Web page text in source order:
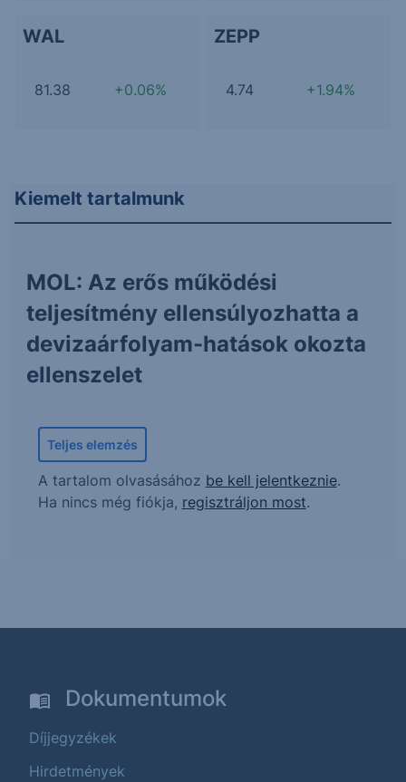
WAL
81.38 +0.06%
ZEPP
4.74 +1.94%
Kiemelt tartalmunk
MOL: Az erős működési
teljesítmény ellensúlyozhatta a
devizaárfolyam-hatások okozta
ellenszelet
Teljes elemzés
A tartalom olvasásához be kell jelentkeznie.
Ha nincs még fiókja, regisztráljon most.
Dokumentumok
Díjjegyzékek
Hirdetmények